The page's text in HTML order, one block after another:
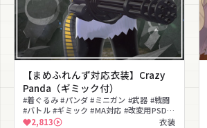
【まめふれんず対応衣装】Crazy
Panda（ギミック付）
#着ぐるみ #パンダ #ミニガン #武器 #戦闘
#バトル #ギミック #MA対応 #改変用PSD #
武器ギミック
2,813 衣装